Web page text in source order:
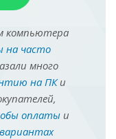
компьютера
на часто
много
на ПКи
оплатыи